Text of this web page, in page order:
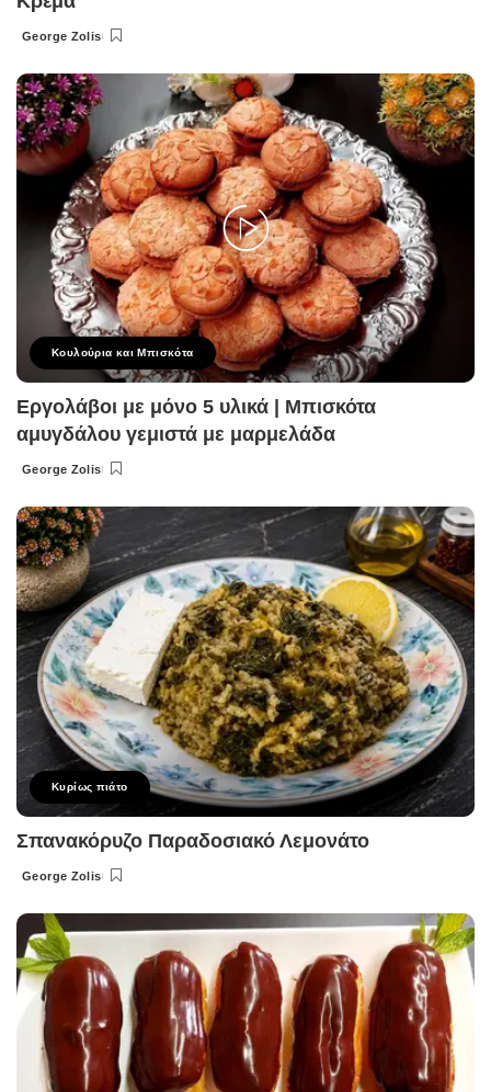
Posted
George Zolis
Κουλούρια και Μπισκότα
Εργολάβοι με μόνο 5 υλικά | Μπισκότα
αμυγδάλου γεμιστά με μαρμελάδα
Posted
George Zolis
Κυρίως πιάτο
Σπανακόρυζο Παραδοσιακό Λεμονάτο
Posted
George Zolis